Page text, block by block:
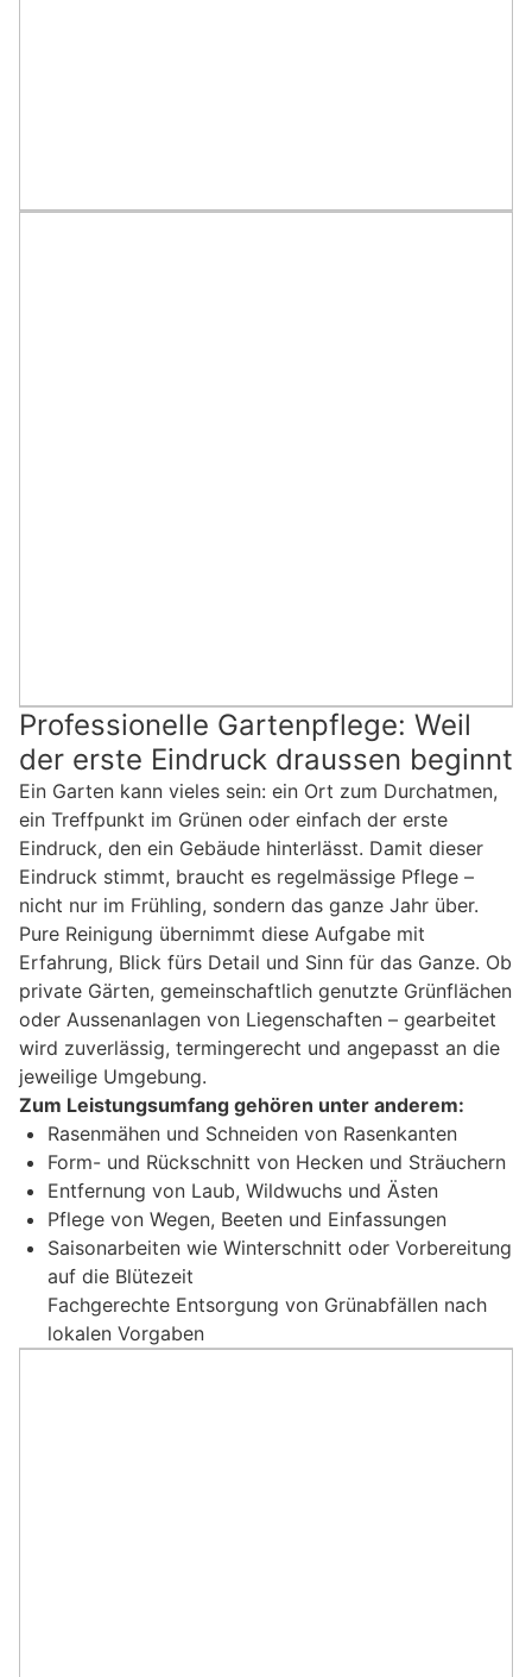
Professionelle Gartenpflege: Weil
der erste Eindruck draussen beginnt
Ein Garten kann vieles sein: ein Ort zum Durchatmen,
ein Treffpunkt im Grünen oder einfach der erste
Eindruck, den ein Gebäude hinterlässt. Damit dieser
Eindruck stimmt, braucht es regelmässige Pflege –
nicht nur im Frühling, sondern das ganze Jahr über.
Pure Reinigung übernimmt diese Aufgabe mit
Erfahrung, Blick fürs Detail und Sinn für das Ganze. Ob
private Gärten, gemeinschaftlich genutzte Grünflächen
oder Aussenanlagen von Liegenschaften – gearbeitet
wird zuverlässig, termingerecht und angepasst an die
jeweilige Umgebung.
Zum Leistungsumfang gehören unter anderem:
Rasenmähen und Schneiden von Rasenkanten
Form- und Rückschnitt von Hecken und Sträuchern
Entfernung von Laub, Wildwuchs und Ästen
Pflege von Wegen, Beeten und Einfassungen
Saisonarbeiten wie Winterschnitt oder Vorbereitung
auf die Blütezeit
Fachgerechte Entsorgung von Grünabfällen nach
lokalen Vorgaben